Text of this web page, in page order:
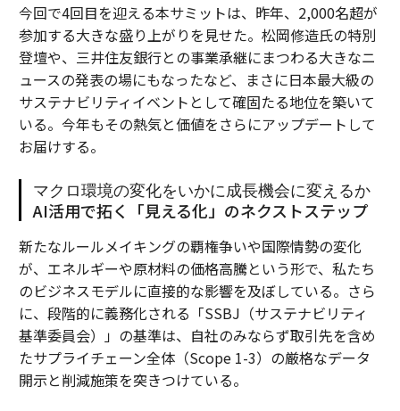
今回で4回目を迎える本サミットは、昨年、2,000名超が
参加する大きな盛り上がりを見せた。松岡修造氏の特別
登壇や、三井住友銀行との事業承継にまつわる大きなニ
ュースの発表の場にもなったなど、まさに日本最大級の
サステナビリティイベントとして確固たる地位を築いて
いる。今年もその熱気と価値をさらにアップデートして
お届けする。
マクロ環境の変化をいかに成長機会に変えるか
AI活用で拓く「見える化」のネクストステップ
新たなルールメイキングの覇権争いや国際情勢の変化
が、エネルギーや原材料の価格高騰という形で、私たち
のビジネスモデルに直接的な影響を及ぼしている。さら
に、段階的に義務化される「SSBJ（サステナビリティ
基準委員会）」の基準は、自社のみならず取引先を含め
たサプライチェーン全体（Scope 1-3）の厳格なデータ
開示と削減施策を突きつけている。